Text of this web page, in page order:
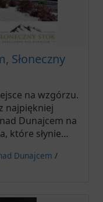
Słoneczny
na wzgórzu.
najpiękniej
Dunajcem na
które słynie…
Dunajcem /